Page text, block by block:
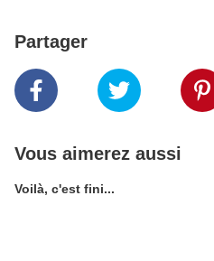
Partager
Vous aimerez aussi
Voilà, c'est fini...